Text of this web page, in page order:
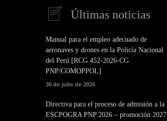
Últimas noticias
Manual para el empleo adecuado de
aeronaves y drones en la Policía Nacional
del Perú [RCG 452-2026-CG
PNP/COMOPPOL]
30 de julio de 2026
Directiva para el proceso de admisión a la
ESCPOGRA PNP 2026 – promoción 2027